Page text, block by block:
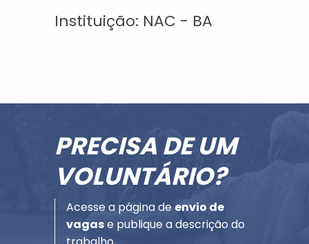
Instituição: NAC - BA
PRECISA DE UM
VOLUNTÁRIO?
Acesse a página de envio de
vagase publique a descrição do